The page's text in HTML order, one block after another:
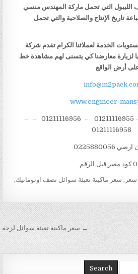
الليبول التي تحمل ماركة المهندس منسي
تاريخ الإنتاج والصلاحية والتي تحمل
الخدمة لعملائنا الكرام تقدم شركة
لزيارة معارضنا كي يتسنى لهم مشاهدة خط
على أرض الواقع
www.engineer-
موبايل: 01211116954 – 01211116955 – 01211116956 – –
0225880056
الرقم
سعر , سعر ماكينة تعبئة سوائل نصف اوتوماتيك,
← سعر ماكينة تعبئة سوائل لزجة